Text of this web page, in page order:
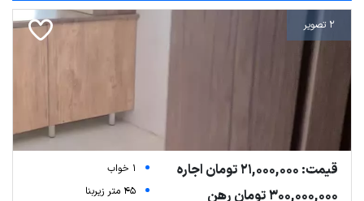
2 تصویر
قیمت: 21,000,000 تومان اجاره
300,000,000 تومان رهن
1 خواب
45 متر زیربنا